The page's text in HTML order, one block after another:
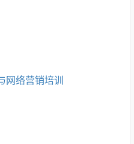
网络营销培训